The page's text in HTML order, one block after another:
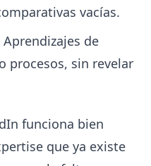
vacías.
Aprendizajes de
procesos, sin revelar
funciona bien
que ya existe